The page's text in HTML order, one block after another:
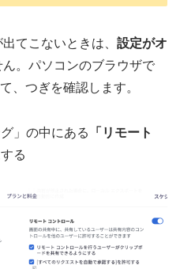
てこないときは、 設定がオ
。パソコンのブラウザで
、つぎを確認します。
」の中にある
「リモート
る